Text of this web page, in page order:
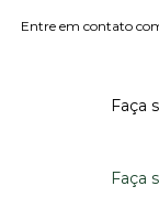
Entre em contato
Faça
Faça